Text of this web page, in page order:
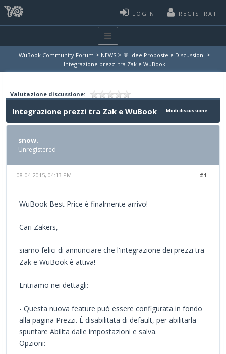
LOGIN REGISTRATI
WuBook Community Forum > NEWS > 💬 Idee Proposte e Discussioni >
Integrazione prezzi tra Zak e WuBook
Valutazione discussione:
Modi discussione
Integrazione prezzi tra Zak e WuBook
snow.
Unregistered
#1
08-04-2015, 04:13 PM
WuBook Best Price è finalmente arrivo!
Cari Zakers,
siamo felici di annunciare che l'integrazione dei prezzi tra
Zak e WuBook è attiva!
Entriamo nei dettagli:
- Questa nuova feature può essere configurata in fondo
alla pagina Prezzi. È disabilitata di default, per abilitarla
spuntare Abilita dalle impostazioni e salva.
Opzioni: